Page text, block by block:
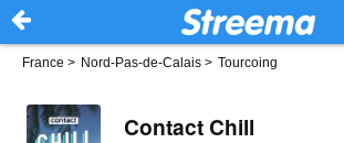
France > Nord-Pas-de-Calais > Tourcoing
Contact Chill